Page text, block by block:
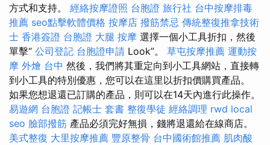
方式和支持。 經絡按摩證照 台胞證 旅行社 台中按摩排毒
推薦 seo點擊軟體價格 按摩店 撥筋禁忌 傳統整復推拿技術
士 香港簽證 台胞證 大腿 按摩 選擇一個小工具折扣，然後
單擊“ 公司登記 台胞證申請 Look”。 草屯按摩推薦 運動按
摩 外燴 台中 然後，我們將其重定向到小工具網站，直接轉
到小工具的特別優惠，您可以在這里以折扣價購買產品。
如果您想退還已訂購的產品，則可以在14天內進行此操作。
易遊網 台胞證 記帳士 套書 整復學徒 經絡調理 rwd local
seo 臉部撥筋 產品必須完好無損，錢將退還給在線商店。
美式整復 大里按摩推薦 豐原整骨 台中國術館推薦 肌肉酸